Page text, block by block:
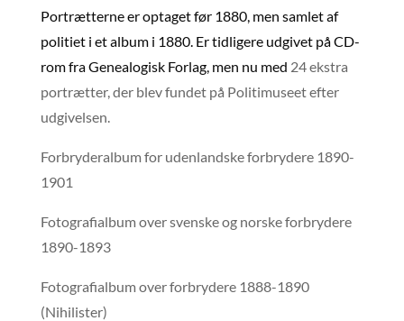
Portrætterne er optaget før 1880, men samlet af
politiet i et album i 1880. Er tidligere udgivet på CD-
rom fra Genealogisk Forlag, men nu med 24 ekstra
portrætter, der blev fundet på Politimuseet efter
udgivelsen.
Forbryderalbum for udenlandske forbrydere 1890-
1901
Fotografialbum over svenske og norske forbrydere
1890-1893
Fotografialbum over forbrydere 1888-1890
(Nihilister)